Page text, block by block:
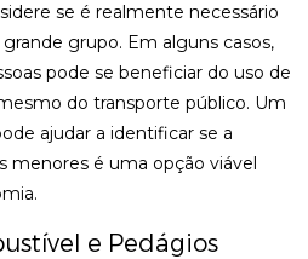
se é realmente necessário
grupo. Em alguns casos,
pode se beneficiar do uso de
do transporte público. Um
ajudar a identificar se a
menores é uma opção viável
e Pedágios